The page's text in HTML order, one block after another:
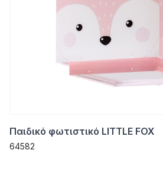
Παιδικό φωτιστικό LITTLE FOX
64582